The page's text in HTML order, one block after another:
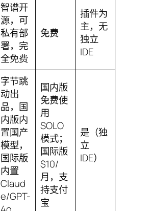
智谱开
源，可
私有部
署，完
全免费
免费
插件为
主，无
独立
IDE
字节跳
动出
品，国
内版内
置国产
模型，
国际版
内置
Claud
e/GPT-
国内版
免费使
用
SOLO
模式；
国际版
$10/
月，支
持支付
宝
是（独
立
IDE）